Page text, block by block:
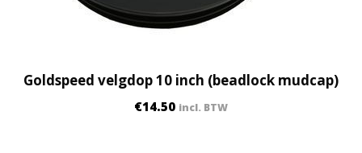
Goldspeed velgdop 10 inch (beadlock mudcap)
€14.50 incl. BTW